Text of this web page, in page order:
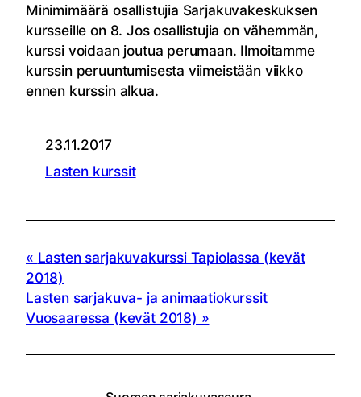
Minimimäärä osallistujia Sarjakuvakeskuksen
kursseille on 8. Jos osallistujia on vähemmän,
kurssi voidaan joutua perumaan. Ilmoitamme
kurssin peruuntumisesta viimeistään viikko
ennen kurssin alkua.
23.11.2017
Lasten kurssit
Lasten sarjakuvakurssi Tapiolassa (kevät
2018)
Lasten sarjakuva- ja animaatiokurssit
Vuosaaressa (kevät 2018)